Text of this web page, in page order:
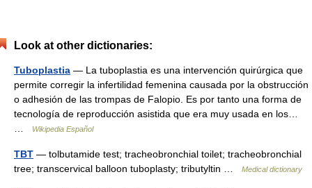
Look at other dictionaries:
Tuboplastia — La tuboplastia es una intervención quirúrgica que
permite corregir la infertilidad femenina causada por la obstrucción
o adhesión de las trompas de Falopio. Es por tanto una forma de
tecnología de reproducción asistida que era muy usada en los…
Wikipedia Español
TBT — tolbutamide test; tracheobronchial toilet; tracheobronchial
tree; transcervical balloon tuboplasty; tributyltin …
Medical dictionary